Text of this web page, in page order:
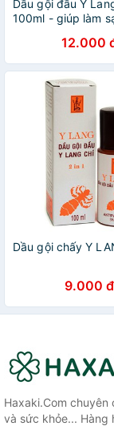
Dầu gội đầu Y
100ml - giúp làm
12.000
Dầu gội chấy Y
9.000 đ
Haxaki.Com
và sức khỏe... Hàng